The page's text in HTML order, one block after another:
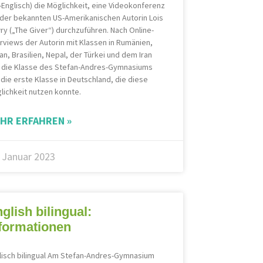
Englisch) die Möglichkeit, eine Videokonferenz
bekannten US-Amerikanischen Autorin Lois
(„The Giver“) durchzuführen. Nach Online-
der Autorin mit Klassen in Rumänien,
Brasilien, Nepal, der Türkei und dem Iran
Klasse des Stefan-Andres-Gymnasiums
erste Klasse in Deutschland, die diese
nutzen konnte.
ERFAHREN »
2023
bilingual:
bilingual Am Stefan-Andres-Gymnasium